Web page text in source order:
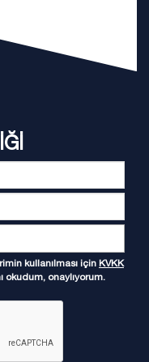
kullanılması için KVKK
okudum, onaylıyorum.